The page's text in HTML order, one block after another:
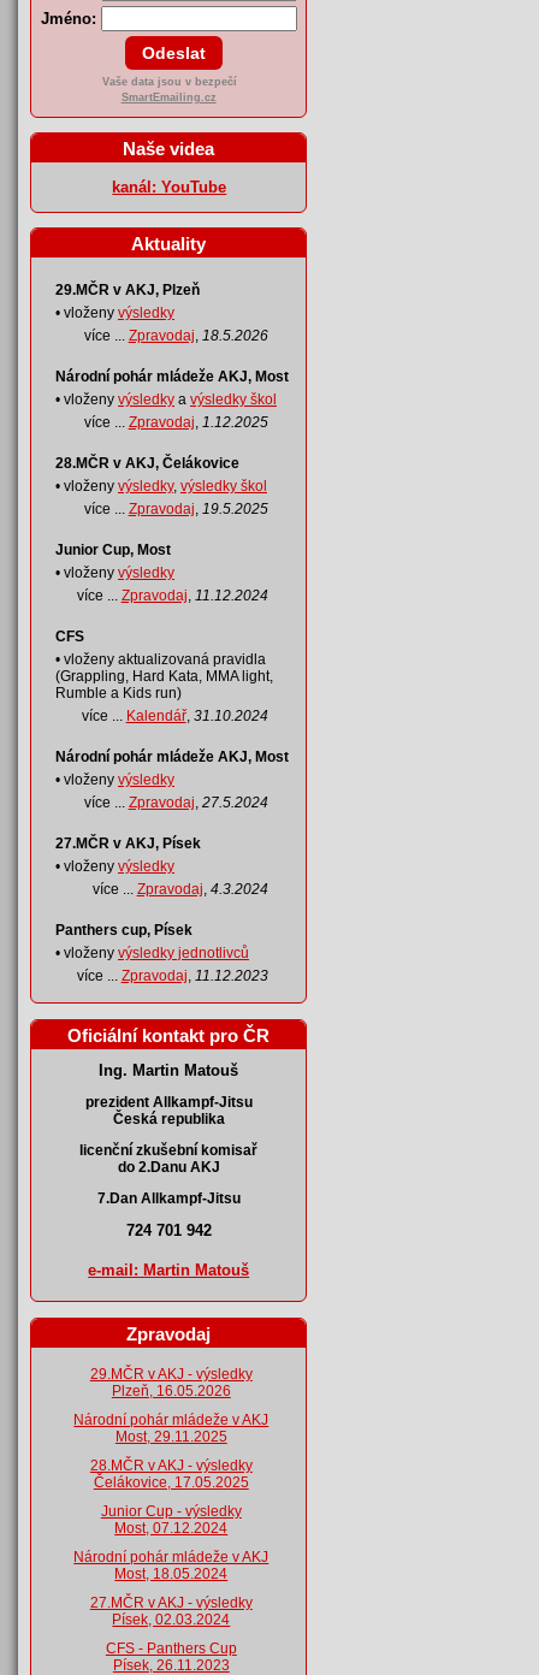
Jméno:
Vaše data jsou v bezpečí
SmartEmailing.cz
Naše videa
kanál: YouTube
Aktuality
29.MČR v AKJ, Plzeň
• vloženy výsledky
více ... Zpravodaj, 18.5.2026
Národní pohár mládeže AKJ, Most
• vloženy výsledky a výsledky škol
více ... Zpravodaj, 1.12.2025
28.MČR v AKJ, Čelákovice
• vloženy výsledky, výsledky škol
více ... Zpravodaj, 19.5.2025
Junior Cup, Most
• vloženy výsledky
více ... Zpravodaj, 11.12.2024
CFS
• vloženy aktualizovaná pravidla
(Grappling, Hard Kata, MMA light,
Rumble a Kids run)
více ... Kalendář, 31.10.2024
Národní pohár mládeže AKJ, Most
• vloženy výsledky
více ... Zpravodaj, 27.5.2024
27.MČR v AKJ, Písek
• vloženy výsledky
více ... Zpravodaj, 4.3.2024
Panthers cup, Písek
• vloženy výsledky jednotlivců
více ... Zpravodaj, 11.12.2023
Oficiální kontakt pro ČR
Ing. Martin Matouš
prezident Allkampf-Jitsu
Česká republika
licenční zkušební komisař
do 2.Danu AKJ
7.Dan Allkampf-Jitsu
724 701 942
e-mail: Martin Matouš
Zpravodaj
29.MČR v AKJ - výsledky
Plzeň, 16.05.2026
Národní pohár mládeže v AKJ
Most, 29.11.2025
28.MČR v AKJ - výsledky
Čelákovice, 17.05.2025
Junior Cup - výsledky
Most, 07.12.2024
Národní pohár mládeže v AKJ
Most, 18.05.2024
27.MČR v AKJ - výsledky
Písek, 02.03.2024
CFS - Panthers Cup
Písek, 26.11.2023